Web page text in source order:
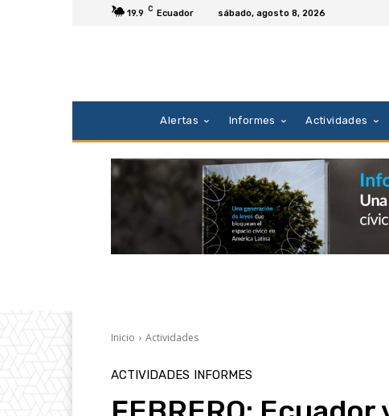
19.9 C Ecuador sábado, agosto 8, 2026
Alertas Informes Actividades
Inicio Actividades
ACTIVIDADES INFORMES